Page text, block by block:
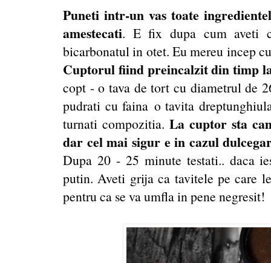
Puneti intr-un vas toate
amestecati. E fix dupa cum aveti
bicarbonatul in otet. Eu mereu incep
Cuptorul fiind preincalzit din timp
copt - o tava de tort cu diametrul de
pudrati cu faina o tavita
turnati compozitia. La cuptor sta
dar cel mai sigur e in cazul
Dupa 20 - 25 minute testati.. daca
putin. Aveti grija ca tavitele pe care
pentru ca se va umfla in pene negresit!